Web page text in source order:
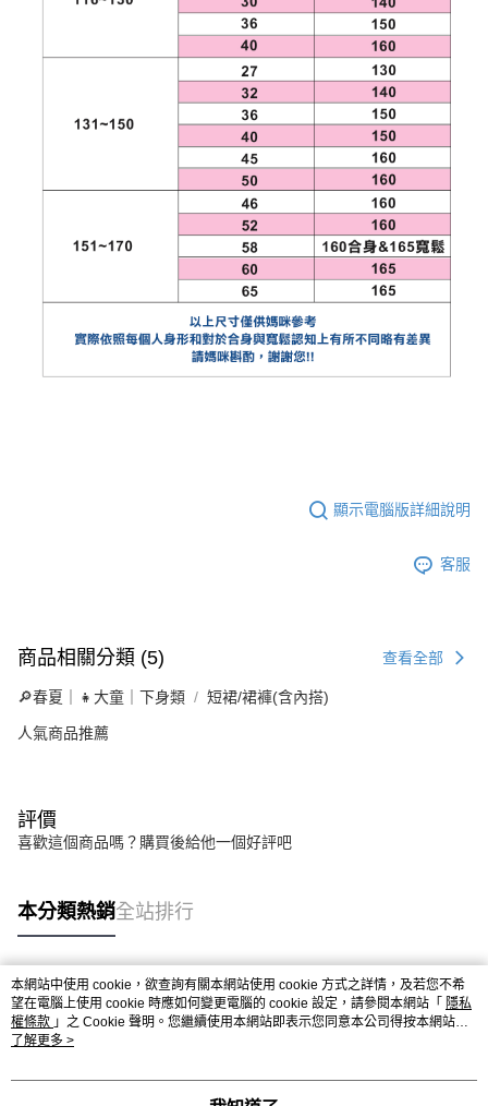
顯示電腦版詳細說明
客服
商品相關分類 (5) 查看全部
🔎春夏｜👧大童｜下身類 短裙/裙褲(含內搭)
人氣商品推薦
評價
喜歡這個商品嗎？購買後給他一個好評吧
本分類熱銷全站排行
熱門標籤
本網站中使用 cookie，欲查詢有關本網站使用 cookie 方式之詳情，及若您不希
望在電腦上使用 cookie 時應如何變更電腦的 cookie 設定，請參閱本網站「 隱私
權條款 」之 Cookie 聲明。您繼續使用本網站即表示您同意本公司得按本網站使
用條款之 Cookie 聲明使用 cookie。
了解更多 >